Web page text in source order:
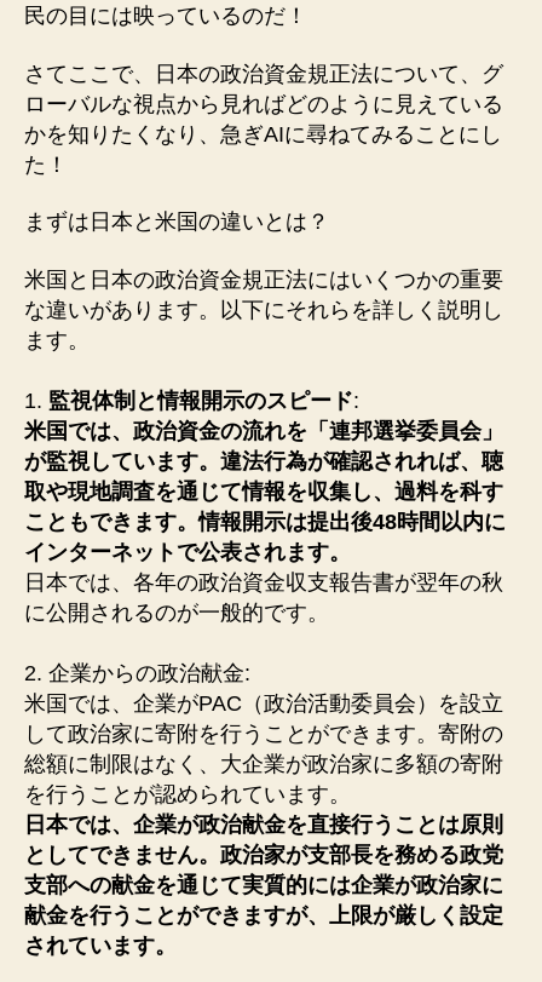
民の目には映っているのだ！
さてここで、日本の政治資金規正法について、グ
ローバルな視点から見ればどのように見えている
かを知りたくなり、急ぎAIに尋ねてみることにし
た！
まずは日本と米国の違いとは？
米国と日本の政治資金規正法にはいくつかの重要
な違いがあります。以下にそれらを詳しく説明し
ます。
1. 監視体制と情報開示のスピード:
米国では、政治資金の流れを「連邦選挙委員会」
が監視しています。違法行為が確認されれば、聴
取や現地調査を通じて情報を収集し、過料を科す
こともできます。情報開示は提出後48時間以内に
インターネットで公表されます。
日本では、各年の政治資金収支報告書が翌年の秋
に公開されるのが一般的です。
2. 企業からの政治献金:
米国では、企業がPAC（政治活動委員会）を設立
して政治家に寄附を行うことができます。寄附の
総額に制限はなく、大企業が政治家に多額の寄附
を行うことが認められています。
日本では、企業が政治献金を直接行うことは原則
としてできません。政治家が支部長を務める政党
支部への献金を通じて実質的には企業が政治家に
献金を行うことができますが、上限が厳しく設定
されています。